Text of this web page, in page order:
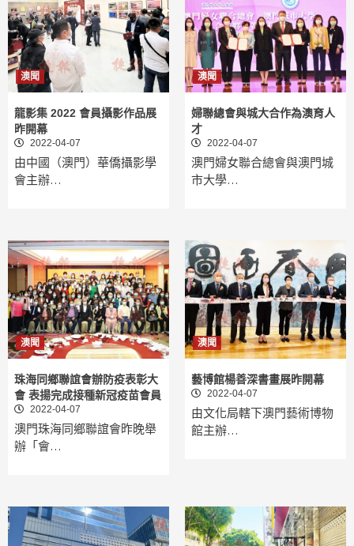
澳聞
龍影集 2022 會員攝影作品展
昨開幕
2022-04-07
由中國（澳門）華僑攝影學
會主辦…
澳聞
婦聯總會與城大合作為澳育人
才
2022-04-07
澳門婦女聯合總會與澳門城
市大學…
澳聞
珠海同鄉聯誼會辦防疫表彰大
會 表揚完成接種新冠疫苗會員
2022-04-07
澳門珠海同鄉聯誼會昨晚舉
辦「會…
澳聞
藝博館楊善深書畫展昨開幕
2022-04-07
由文化局轄下澳門藝術博物
館主辦…